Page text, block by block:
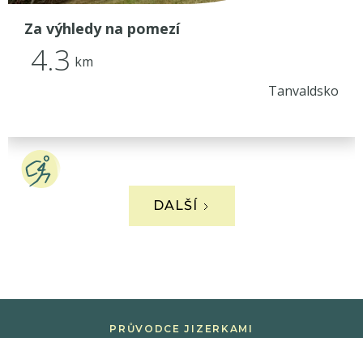
Za výhledy na pomezí
4.3 km
Tanvaldsko
DALŠÍ
PRŮVODCE JIZERKAMI